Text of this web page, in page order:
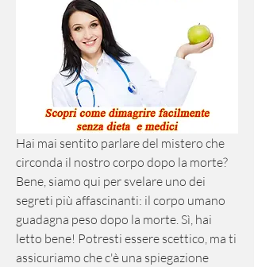
Hai mai sentito parlare del mistero che
circonda il nostro corpo dopo la morte?
Bene, siamo qui per svelare uno dei
segreti più affascinanti: il corpo umano
guadagna peso dopo la morte. Sì, hai
letto bene! Potresti essere scettico, ma ti
assicuriamo che c'è una spiegazione